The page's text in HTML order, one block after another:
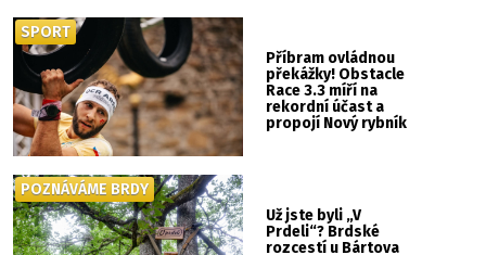
Příbram ovládnou
překážky! Obstacle
Race 3.3 míří na
rekordní účast a
propojí Nový rybník
SPORT
Už jste byli „V
Prdeli“? Brdské
rozcestí u Bártova
POZNÁVÁME BRDY